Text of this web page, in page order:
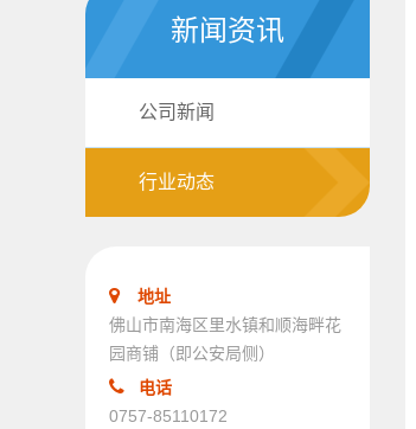
新闻资讯
公司新闻
行业动态
地址
佛山市南海区里水镇和顺海畔花
园商铺（即公安局侧）
电话
0757-85110172